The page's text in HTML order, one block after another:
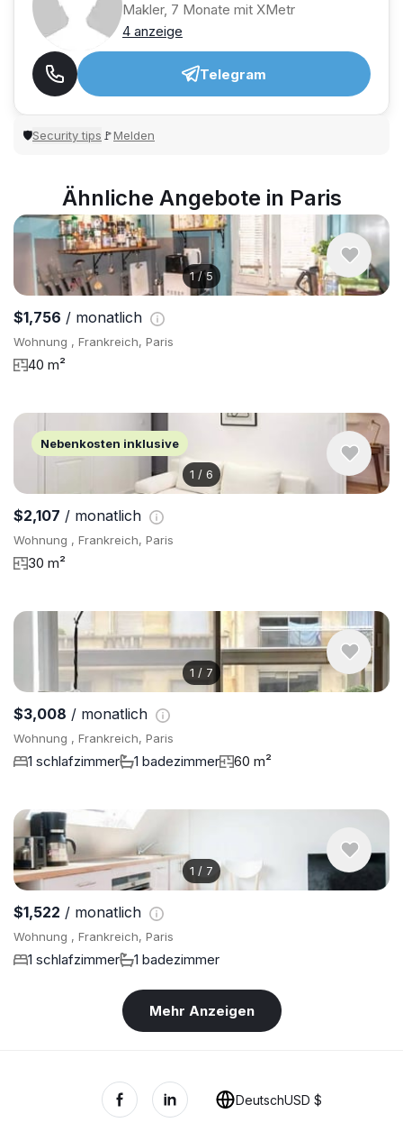
Makler, 7 Monate mit XMetr
4 anzeige
Telegram
🛡Security tips 🚩Melden
Ähnliche Angebote in Paris
1/5
$1,756 / monatlich
Wohnung , Frankreich, Paris
40 m²
1 / 6
Nebenkosten inklusive
$2,107 / monatlich
Wohnung , Frankreich, Paris
30 m²
1 / 7
$3,008 / monatlich
Wohnung , Frankreich, Paris
1 schlafzimmer 1 badezimmer 60 m²
1 / 7
$1,522 / monatlich
Wohnung , Frankreich, Paris
1 schlafzimmer 1 badezimmer
Mehr Anzeigen
DeutschUSD $